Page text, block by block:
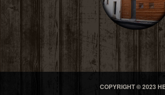
COPYRIGHT © 2023